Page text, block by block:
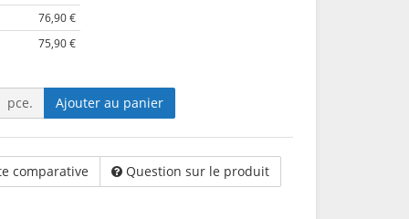
76,90 €
75,90 €
pce. Ajouter au panier
comparative Question sur le produit